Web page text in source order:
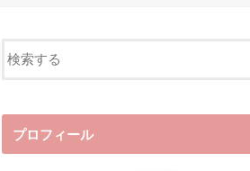
プロフィール